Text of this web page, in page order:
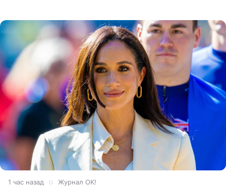
1 час назад Журнал OK!